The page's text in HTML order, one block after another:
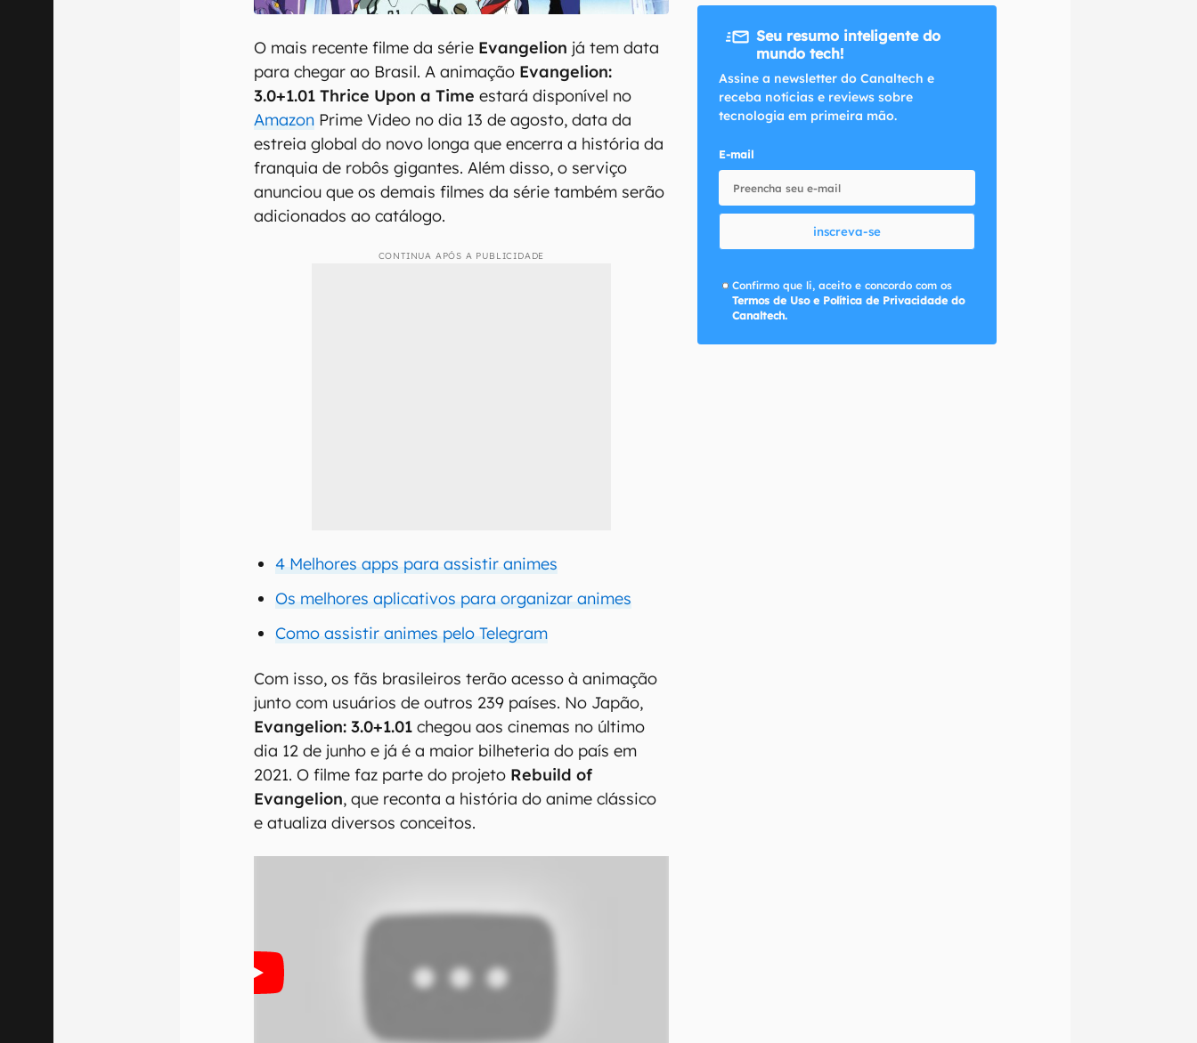
O mais recente filme da série Evangelion já tem data
para chegar ao Brasil. A animação Evangelion:
3.0+1.01 Thrice Upon a Time estará disponível no
Amazon Prime Video no dia 13 de agosto, data da
estreia global do novo longa que encerra a história da
franquia de robôs gigantes. Além disso, o serviço
anunciou que os demais filmes da série também serão
adicionados ao catálogo.
CONTINUA APÓS A PUBLICIDADE
4 Melhores apps para assistir animes
Os melhores aplicativos para organizar animes
Como assistir animes pelo Telegram
Com isso, os fãs brasileiros terão acesso à animação
junto com usuários de outros 239 países. No Japão,
Evangelion: 3.0+1.01 chegou aos cinemas no último
dia 12 de junho e já é a maior bilheteria do país em
2021. O filme faz parte do projeto Rebuild of
Evangelion, que reconta a história do anime clássico
e atualiza diversos conceitos.
Seu resumo inteligente do
mundo tech!
Assine a newsletter do Canaltech e
receba notícias e reviews sobre
tecnologia em primeira mão.
E-mail
inscreva-se
Confirmo que li, aceito e concordo com os
Termos de Uso e Política de Privacidade do
Canaltech.